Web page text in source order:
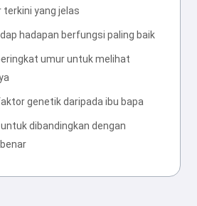
terkini yang jelas
hadapan berfungsi paling baik
umur untuk melihat
genetik daripada ibu bapa
dibandingkan dengan